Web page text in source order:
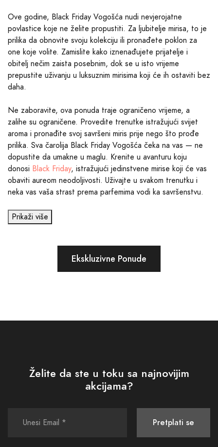
Ove godine, Black Friday Vogošća nudi nevjerojatne
povlastice koje ne želite propustiti. Za ljubitelje mirisa, to je
prilika da obnovite svoju kolekciju ili pronađete poklon za
one koje volite. Zamislite kako iznenađujete prijatelje i
obitelj nečim zaista posebnim, dok se u isto vrijeme
prepustite uživanju u luksuznim mirisima koji će ih ostaviti bez
daha.
Ne zaboravite, ova ponuda traje ograničeno vrijeme, a
zalihe su ograničene. Provedite trenutke istražujući svijet
aroma i pronađite svoj savršeni miris prije nego što prođe
prilika. Sva čarolija Black Friday Vogošća čeka na vas — ne
dopustite da umakne u maglu. Krenite u avanturu koju
donosi Black Friday, istražujući jedinstvene mirise koji će vas
obaviti aureom neodoljivosti. Uživajte u svakom trenutku i
neka vas vaša strast prema parfemima vodi ka savršenstvu.
Prikaži više
Ekskluzivne Ponude
Želite da ste u toku sa najnovijim
akcijama?
Pretplati se